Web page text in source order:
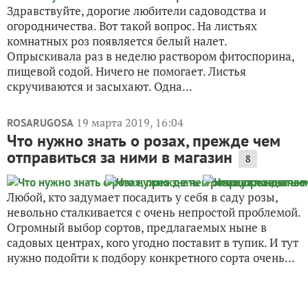
Здравствуйте, дорогие любители садоводства и
огородничества. Вот такой вопрос. На листьях
комнатных роз появляется белый налет.
Опрыскивала раз в неделю раствором фитоспорина,
пищевой содой. Ничего не помогает. Листья
скручиваются и засыхают. Одна...
ROSARUGOSA 19 марта 2019, 16:04
Что нужно знать о розах, прежде чем
отправиться за ними в магазин 8
Любой, кто задумает посадить у себя в саду розы,
невольно сталкивается с очень непростой проблемой.
Огромный выбор сортов, предлагаемых ныне в
садовых центрах, кого угодно поставит в тупик. И тут
нужно подойти к подбору конкретного сорта очень...